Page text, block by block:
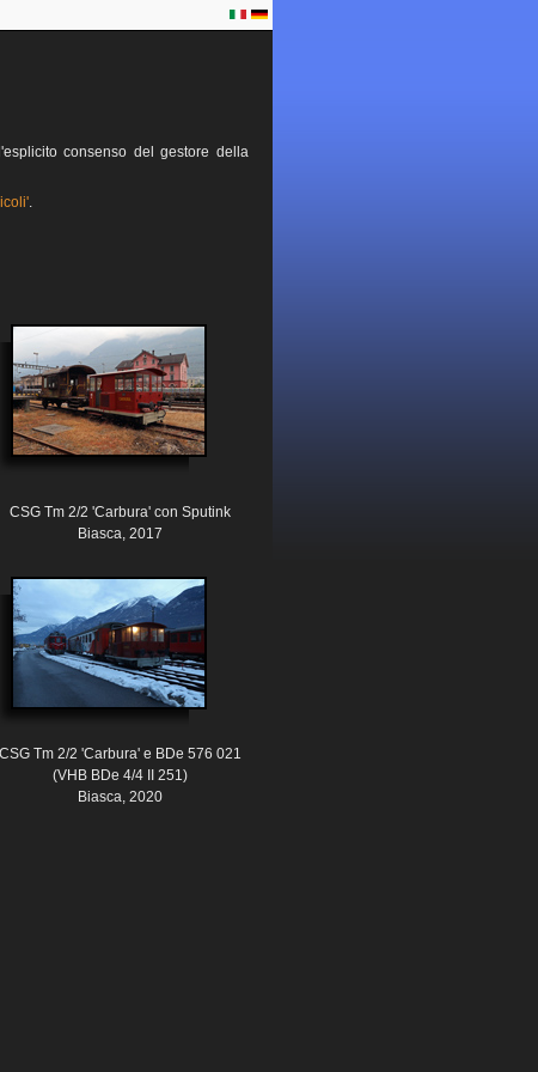
consenso del gestore della
.
CSG Tm 2/2 'Carbura' con Sputink
Biasca, 2017
CSG Tm 2/2 'Carbura' e BDe 576 021
(VHB BDe 4/4 II 251)
Biasca, 2020